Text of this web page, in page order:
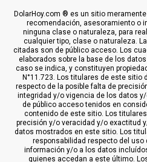
DolarHoy.com ® es un sitio
recomendación, asesoramiento o
ninguna clase o naturaleza, para
cualquier tipo, clase o naturaleza.
citadas son de público acceso. Los
elaborados sobre la base de los
caso se indica, y constituyen
N°11.723. Los titulares de este sitio
respecto de la posible falta de
integridad y/o vigencia de los datos
de público acceso tenidos en
contenido de este sitio. Los
precisión y/o veracidad y/o exactitud
datos mostrados en este sitio. Los
responsabilidad respecto del uso
información y/o a los datos
quienes accedan a este último.